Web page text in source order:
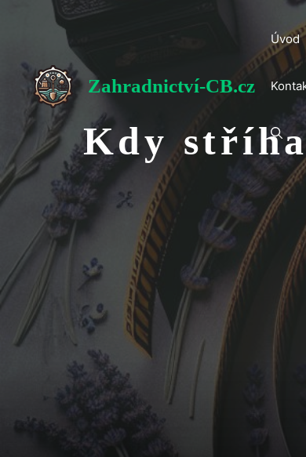
Přeskočit
Zahradnictví-CB.cz
Úvod
Kdy